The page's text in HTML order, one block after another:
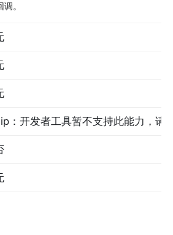
。
：开发者工具暂不支持此能力，请